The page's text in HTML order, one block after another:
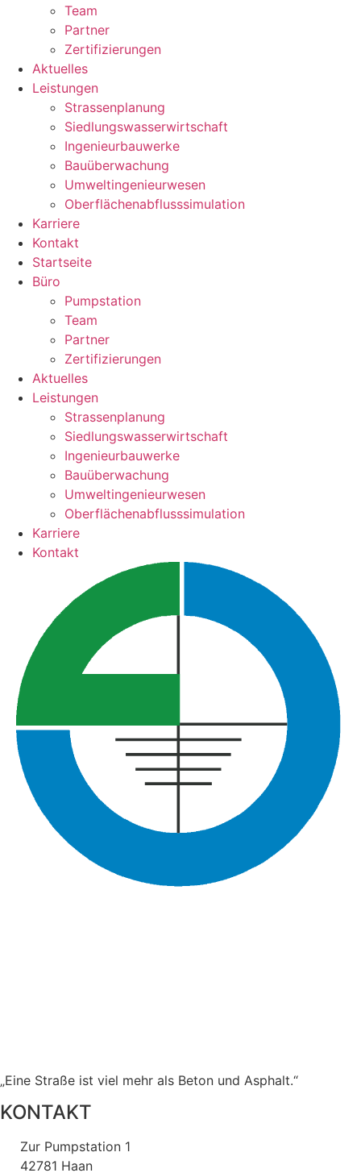
Team
Partner
Zertifizierungen
Aktuelles
Leistungen
Strassenplanung
Siedlungswasserwirtschaft
Ingenieurbauwerke
Bauüberwachung
Umweltingenieurwesen
Oberflächenabflusssimulation
Karriere
Kontakt
Startseite
Büro
Pumpstation
Team
Partner
Zertifizierungen
Aktuelles
Leistungen
Strassenplanung
Siedlungswasserwirtschaft
Ingenieurbauwerke
Bauüberwachung
Umweltingenieurwesen
Oberflächenabflusssimulation
Karriere
Kontakt
„Eine Straße ist viel mehr als Beton und Asphalt.“
KONTAKT
Zur Pumpstation 1
42781 Haan